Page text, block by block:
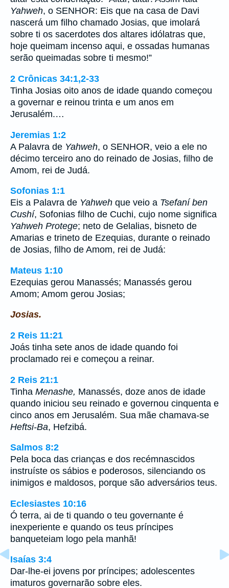
Yahweh, o SENHOR: Eis que na casa de Davi
nascerá um filho chamado Josias, que imolará
sobre ti os sacerdotes dos altares idólatras que,
hoje queimam incenso aqui, e ossadas humanas
serão queimadas sobre ti mesmo!”
2 Crônicas 34:1,2-33
Tinha Josias oito anos de idade quando começou
a governar e reinou trinta e um anos em
Jerusalém.…
Jeremias 1:2
A Palavra de Yahweh, o SENHOR, veio a ele no
décimo terceiro ano do reinado de Josias, filho de
Amom, rei de Judá.
Sofonias 1:1
Eis a Palavra de Yahweh que veio a Tsefaní ben
Cushí, Sofonias filho de Cuchi, cujo nome significa
Yahweh Protege; neto de Gelalias, bisneto de
Amarias e trineto de Ezequias, durante o reinado
de Josias, filho de Amom, rei de Judá:
Mateus 1:10
Ezequias gerou Manassés; Manassés gerou
Amom; Amom gerou Josias;
Josias.
2 Reis 11:21
Joás tinha sete anos de idade quando foi
proclamado rei e começou a reinar.
2 Reis 21:1
Tinha Menashe, Manassés, doze anos de idade
quando iniciou seu reinado e governou cinquenta e
cinco anos em Jerusalém. Sua mãe chamava-se
Heftsi-Ba, Hefzibá.
Salmos 8:2
Pela boca das crianças e dos recémnascidos
instruíste os sábios e poderosos, silenciando os
inimigos e maldosos, porque são adversários teus.
Eclesiastes 10:16
Ó terra, ai de ti quando o teu governante é
inexperiente e quando os teus príncipes
banqueteiam logo pela manhã!
Isaías 3:4
Dar-lhe-ei jovens por príncipes; adolescentes
imaturos governarão sobre eles.